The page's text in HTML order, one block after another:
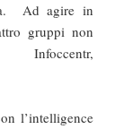
Ad agire in
gruppi non
l’intelligence